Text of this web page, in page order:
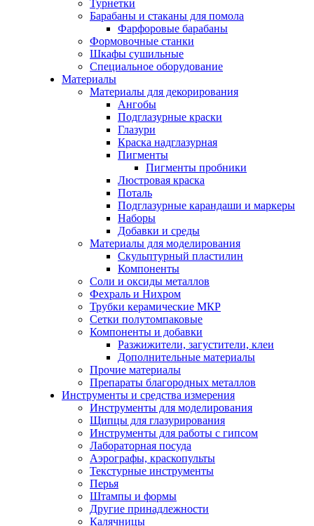
Турнетки
Барабаны и стаканы для помола
Фарфоровые барабаны
Формовочные станки
Шкафы сушильные
Специальное оборудование
Материалы
Материалы для декорирования
Ангобы
Подглазурные краски
Глазури
Краска надглазурная
Пигменты
Пигменты пробники
Люстровая краска
Поталь
Подглазурные карандаши и маркеры
Наборы
Добавки и среды
Материалы для моделирования
Скульптурный пластилин
Компоненты
Соли и оксиды металлов
Фехраль и Нихром
Трубки керамические МКР
Сетки полутомпаковые
Компоненты и добавки
Разжижители, загустители, клеи
Дополнительные материалы
Прочие материалы
Препараты благородных металлов
Инструменты и средства измерения
Инструменты для моделирования
Щипцы для глазурирования
Инструменты для работы с гипсом
Лабораторная посуда
Аэрографы, краскопульты
Текстурные инструменты
Перья
Штампы и формы
Другие принадлежности
Калячницы